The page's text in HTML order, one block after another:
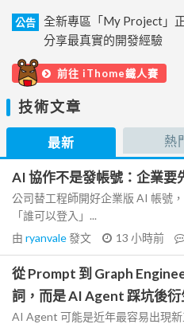
公告
全新專區「My Project」
分享最真實的開發經驗
前往 iThome鐵人賽
技術文章
最新 熱
AI 協作不是發帳號：企業要
公司替工程師開好企業版 AI 帳號
「誰可以登入」...
由 ryanvale發文 13 小時前
從 Prompt 到 Graph
詞，而是 AI Agent 踩坑後
AI Agent 可能是近年最容易出現